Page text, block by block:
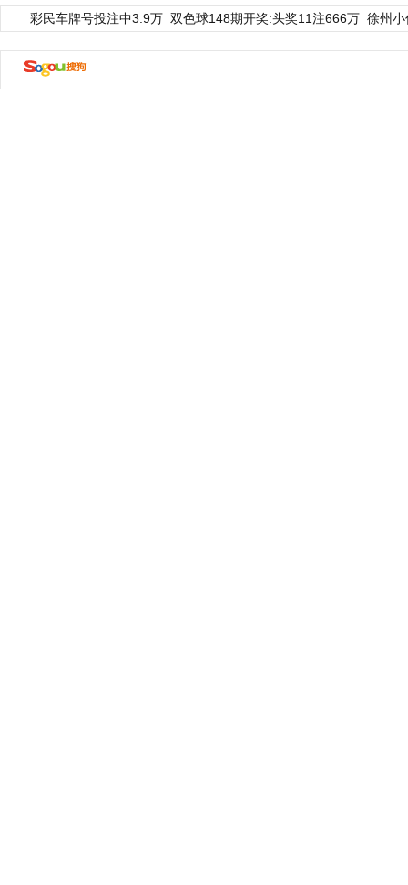
彩民车牌号投注中3.9万 双色球148期开奖:头奖11注666万 徐州